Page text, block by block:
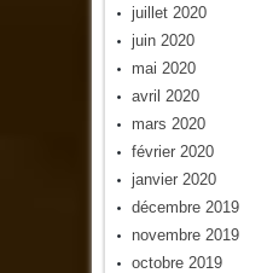
juillet 2020
juin 2020
mai 2020
avril 2020
mars 2020
février 2020
janvier 2020
décembre 2019
novembre 2019
octobre 2019